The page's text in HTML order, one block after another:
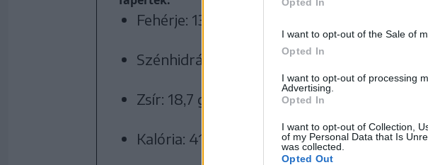
I want to opt-out of the Sale of
Opted In
I want to opt-out of processing
Advertising.
Opted In
I want to opt-out of Collection,
of my Personal Data that Is
was collected.
Opted Out
Fehérje: 13 g
Szénhidrát: 47 g
Zsír: 18,7 g
Kalória: 410 kcal